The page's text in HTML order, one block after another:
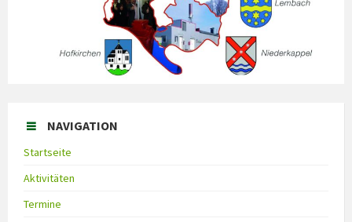
NAVIGATION
Startseite
Aktivitäten
Termine